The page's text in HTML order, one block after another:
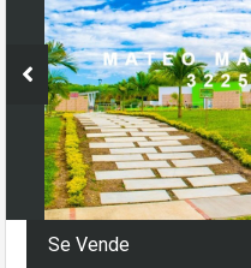
Se Vende